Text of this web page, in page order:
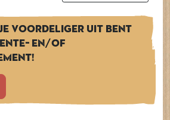
voordeliger uit bent
en/of